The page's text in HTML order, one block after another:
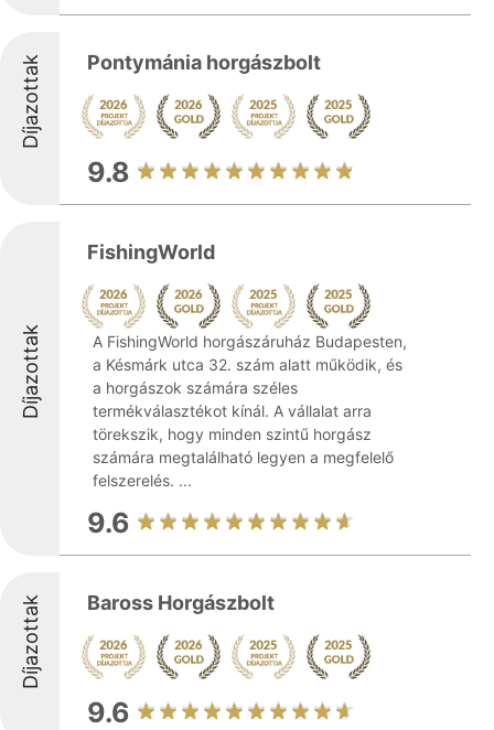
Díjazottak Pontymánia horgászbolt
9.8
Díjazottak
FishingWorld
A FishingWorld horgászáruház Budapesten,
a Késmárk utca 32. szám alatt működik, és
a horgászok számára széles
termékválasztékot kínál. A vállalat arra
törekszik, hogy minden szintű horgász
számára megtalálható legyen a megfelelő
felszerelés. ...
9.6
Díjazottak Baross Horgászbolt
9.6